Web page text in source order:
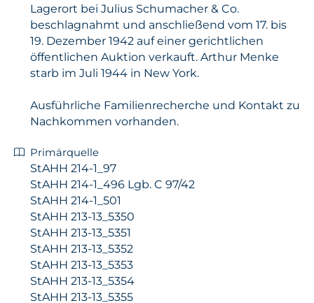
Lagerort bei Julius Schumacher & Co.
beschlagnahmt und anschließend vom 17. bis
19. Dezember 1942 auf einer gerichtlichen
öffentlichen Auktion verkauft. Arthur Menke
starb im Juli 1944 in New York.
Ausführliche Familienrecherche und Kontakt zu
Nachkommen vorhanden.
Primärquelle
StAHH 214-1_97
StAHH 214-1_496 Lgb. C 97/42
StAHH 214-1_501
StAHH 213-13_5350
StAHH 213-13_5351
StAHH 213-13_5352
StAHH 213-13_5353
StAHH 213-13_5354
StAHH 213-13_5355